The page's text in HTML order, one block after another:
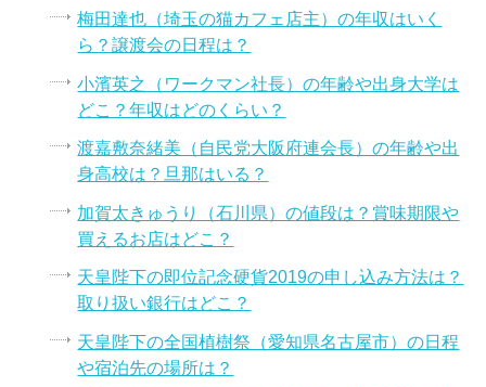
梅田達也（埼玉の猫カフェ店主）の年収はいく
ら？譲渡会の日程は？
小濱英之（ワークマン社長）の年齢や出身大学は
どこ？年収はどのくらい？
渡嘉敷奈緒美（自民党大阪府連会長）の年齢や出
身高校は？旦那はいる？
加賀太きゅうり（石川県）の値段は？賞味期限や
買えるお店はどこ？
天皇陛下の即位記念硬貨2019の申し込み方法は？
取り扱い銀行はどこ？
天皇陛下の全国植樹祭（愛知県名古屋市）の日程
や宿泊先の場所は？